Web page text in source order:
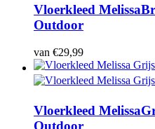
Vloerkleed Melissa
Outdoor
van €29,99
Vloerkleed Melissa
Outdoor